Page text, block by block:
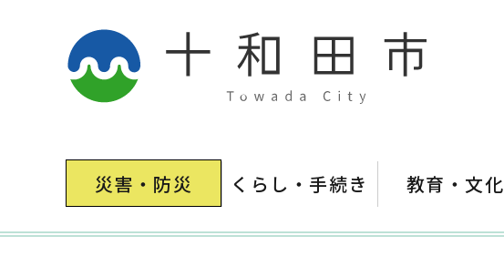
災害・防災 くらし・手続き 教育・文化